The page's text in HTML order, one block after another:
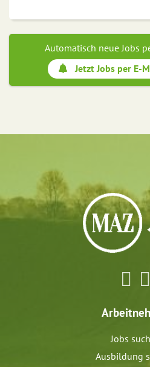
Automatisch neue Jobs
Jetzt Jobs per E-
Jobs
Ausbildung